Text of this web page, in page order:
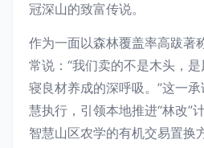
冠深山的致富传说。
作为一面以森林覆盖率高跋著
常说：“我们卖的不是木头，
寝良材养成的深呼吸。”这一
慧执行，引领本地推进“林改”
智慧山区农学的有机交易置换